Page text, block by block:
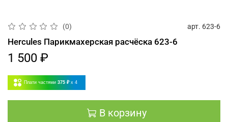
(0) арт. 623-6
Hercules Парикмахерская расчёска 623-6
1 500 ₽
Плати частями 375 ₽ x 4
В корзину